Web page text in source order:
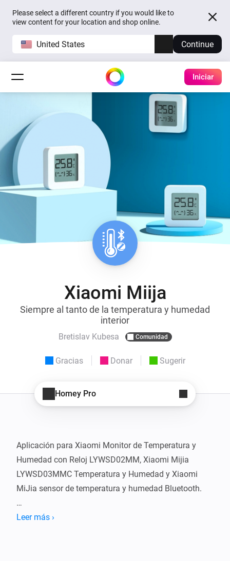
Please select a different country if you would like to
view content for your location and shop online.
United States Continue
Iniciar
Xiaomi Miija
Siempre al tanto de la temperatura y humedad
interior
Bretislav Kubesa Comunidad
Gracias Donar Sugerir
Homey Pro
Aplicación para Xiaomi Monitor de Temperatura y
Humedad con Reloj LYWSD02MM, Xiaomi Mijia
LYWSD03MMC Temperatura y Humedad y Xiaomi
MiJia sensor de temperatura y humedad Bluetooth.
¡Un gran agradecimiento a Zsolt Reinhardt
Leer más ›